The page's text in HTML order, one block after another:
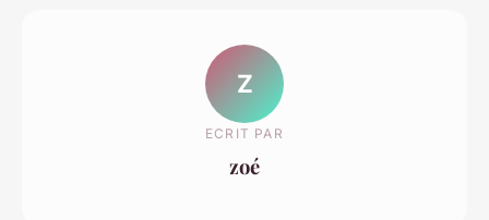
Z
ECRIT PAR
zoé